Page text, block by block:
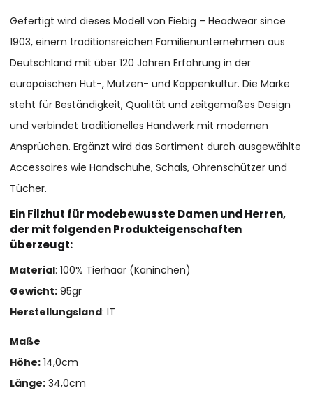
Gefertigt wird dieses Modell von Fiebig – Headwear since
1903, einem traditionsreichen Familienunternehmen aus
Deutschland mit über 120 Jahren Erfahrung in der
europäischen Hut-, Mützen- und Kappenkultur. Die Marke
steht für Beständigkeit, Qualität und zeitgemäßes Design
und verbindet traditionelles Handwerk mit modernen
Ansprüchen. Ergänzt wird das Sortiment durch ausgewählte
Accessoires wie Handschuhe, Schals, Ohrenschützer und
Tücher.
Ein Filzhut für modebewusste Damen und Herren,
der mit folgenden Produkteigenschaften
überzeugt:
Material: 100% Tierhaar (Kaninchen)
Gewicht: 95gr
Herstellungsland: IT
Maße
Höhe: 14,0cm
Länge: 34,0cm